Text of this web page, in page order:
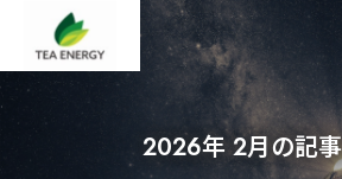
2026年 2月の記